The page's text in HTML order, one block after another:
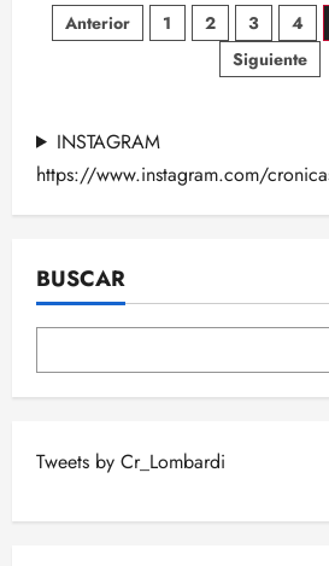
DIRECTO
CRÓNICAS
LOMBARDI:
Paginación
entradas
Anterior 1 2 3 4
Siguiente
INSTAGRAM
https://www.instagram.com/
BUSCAR
Tweets by Cr_Lombardi